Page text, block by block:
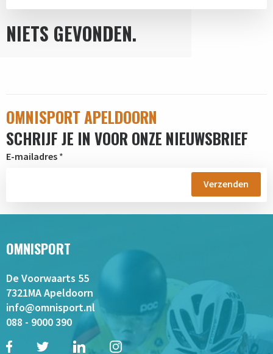
NIETS GEVONDEN.
OMNISPORT APELDOORN
SCHRIJF JE IN VOOR ONZE NIEUWSBRIEF
E-mailadres *
OMNISPORT
De Voorwaarts 55
7321MA Apeldoorn
info@omnisport.nl
088 - 9000 390